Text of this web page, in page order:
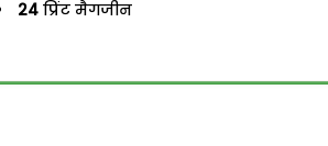
24 प्रिंट मैगजीन